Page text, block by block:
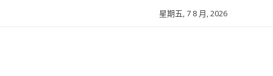
星期五, 7 8 月, 2026